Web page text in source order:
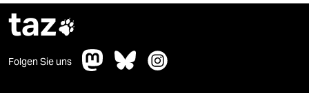
taz
Folgen Sie uns